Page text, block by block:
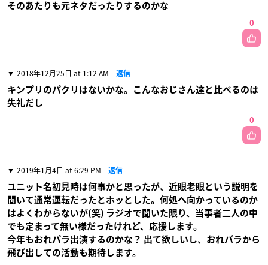
そのあたりも元ネタだったりするのかな
0
2018年12月25日 at 1:12 AM 返信
キンプリのパクリはないかな。こんなおじさん達と比べるのは
失礼だし
0
2019年1月4日 at 6:29 PM 返信
ユニット名初見時は何事かと思ったが、近眼老眼という説明を
聞いて通常運転だったとホッとした。何処へ向かっているのか
はよくわからないが(笑) ラジオで聞いた限り、当事者二人の中
でも定まって無い様だったけれど、応援します。
今年もおれパラ出演するのかな？ 出て欲しいし、おれパラから
飛び出しての活動も期待します。